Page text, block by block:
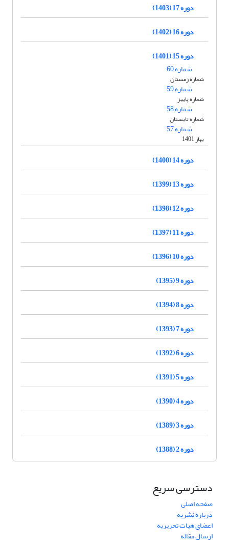
دوره 17 (1403)
دوره 16 (1402)
دوره 15 (1401)
شماره 60
شماره زمستان
شماره 59
شماره پاییز
شماره 58
شماره تابستان
شماره 57
بهار 1401
دوره 14 (1400)
دوره 13 (1399)
دوره 12 (1398)
دوره 11 (1397)
دوره 10 (1396)
دوره 9 (1395)
دوره 8 (1394)
دوره 7 (1393)
دوره 6 (1392)
دوره 5 (1391)
دوره 4 (1390)
دوره 3 (1389)
دوره 2 (1388)
دسترسی سریع
صفحه اصلی
درباره نشریه
اعضای هیات تحریریه
ارسال مقاله